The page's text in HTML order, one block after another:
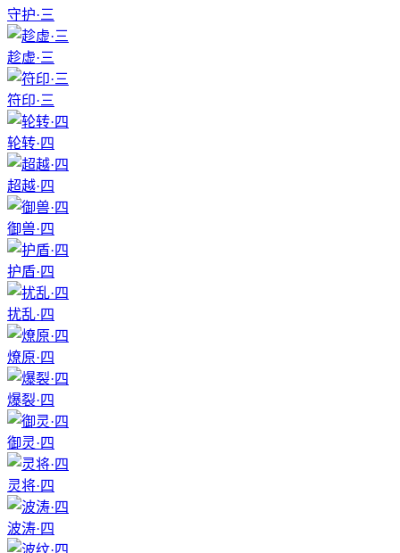
守护·三
趁虚·三
符印·三
轮转·四
超越·四
御兽·四
护盾·四
扰乱·四
燎原·四
爆裂·四
御灵·四
灵将·四
波涛·四